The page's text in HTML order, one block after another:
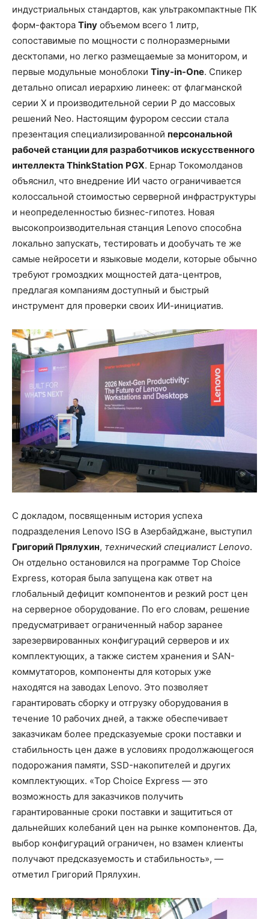
индустриальных стандартов, как ультракомпактные ПК
форм-фактора Tiny объемом всего 1 литр,
сопоставимые по мощности с полноразмерными
десктопами, но легко размещаемые за монитором, и
первые модульные моноблоки Tiny-in-One. Спикер
детально описал иерархию линеек: от флагманской
серии X и производительной серии P до массовых
решений Neo. Настоящим фурором сессии стала
презентация специализированной персональной
рабочей станции для разработчиков искусственного
интеллекта ThinkStation PGX. Ернар Toкомолданов
объяснил, что внедрение ИИ часто ограничивается
колоссальной стоимостью серверной инфраструктуры
и неопределенностью бизнес-гипотез. Новая
высокопроизводительная станция Lenovo способна
локально запускать, тестировать и дообучать те же
самые нейросети и языковые модели, которые обычно
требуют громоздких мощностей дата-центров,
предлагая компаниям доступный и быстрый
инструмент для проверки своих ИИ-инициатив.
С докладом, посвященным история успеха
подразделения Lenovo ISG в Азербайджане, выступил
Григорий Прялухин, технический специалист Lenovo.
Он отдельно остановился на программе Top Choice
Express, которая была запущена как ответ на
глобальный дефицит компонентов и резкий рост цен
на серверное оборудование. По его словам, решение
предусматривает ограниченный набор заранее
зарезервированных конфигураций серверов и их
комплектующих, а также систем хранения и SAN-
коммутаторов, компоненты для которых уже
находятся на заводах Lenovo. Это позволяет
гарантировать сборку и отгрузку оборудования в
течение 10 рабочих дней, а также обеспечивает
заказчикам более предсказуемые сроки поставки и
стабильность цен даже в условиях продолжающегося
подорожания памяти, SSD-накопителей и других
комплектующих. «Top Choice Express — это
возможность для заказчиков получить
гарантированные сроки поставки и защититься от
дальнейших колебаний цен на рынке компонентов. Да,
выбор конфигураций ограничен, но взамен клиенты
получают предсказуемость и стабильность», —
отметил Григорий Прялухин.